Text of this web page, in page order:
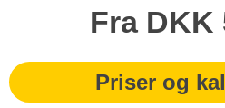
Fra DKK
Priser og